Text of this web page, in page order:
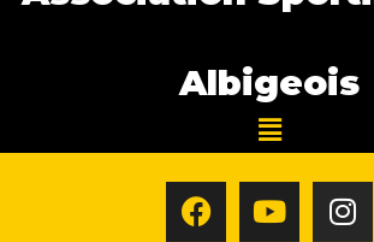
Albigeois